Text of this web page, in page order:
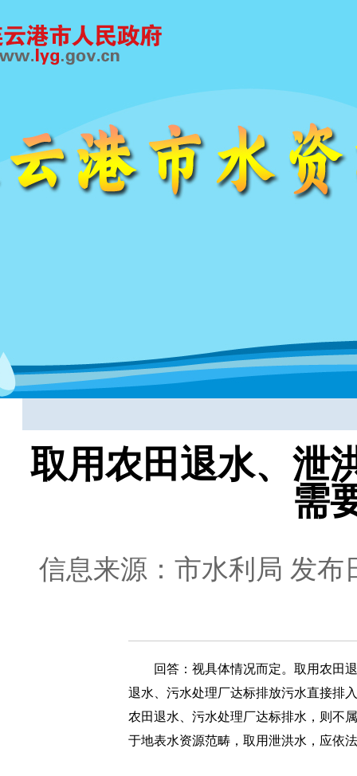
取用农田退水、泄
需
信息来源：市水利局 发布
回答：视具体情况而定。取用农田
退水、污水处理厂达标排放污水直接排
农田退水、污水处理厂达标排水，则不
于地表水资源范畴，取用泄洪水，应依